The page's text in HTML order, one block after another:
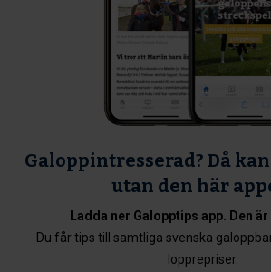
Galoppintresserad? Då
utan den här
Ladda ner Galopptips app. Den
Du får tips till samtliga svenska
lopprepriser.